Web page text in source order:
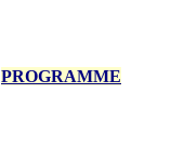
PROGRAMME